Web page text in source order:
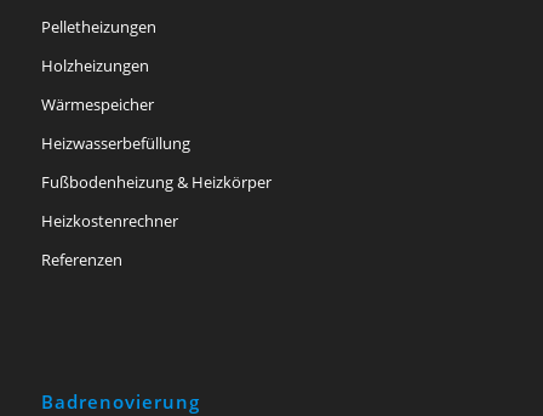
Pelletheizungen
Holzheizungen
Wärmespeicher
Heizwasserbefüllung
Fußbodenheizung & Heizkörper
Heizkostenrechner
Referenzen
Badrenovierung